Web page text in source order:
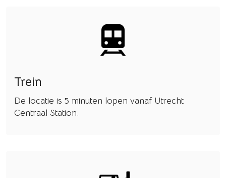
Trein
De locatie is 5 minuten lopen vanaf Utrecht
Centraal Station.